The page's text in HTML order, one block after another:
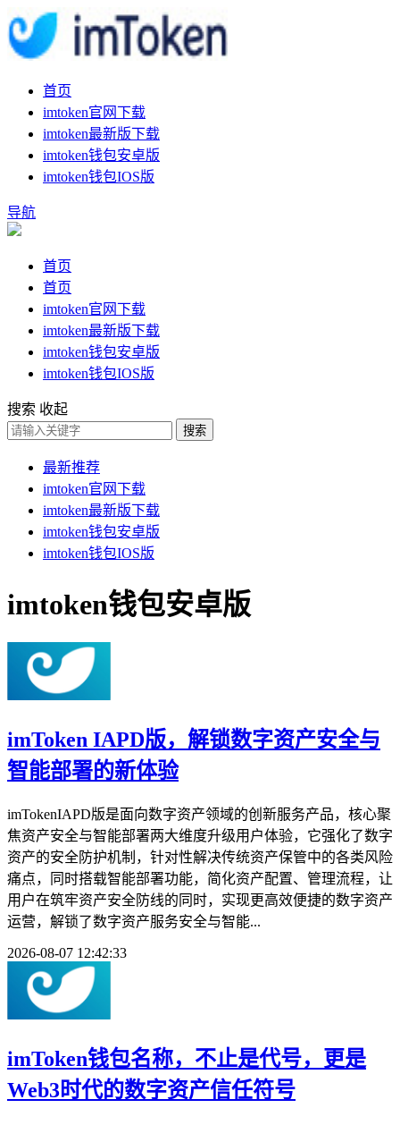
首页
imtoken官网下载
imtoken最新版下载
imtoken钱包安卓版
imtoken钱包IOS版
导航
首页
首页
imtoken官网下载
imtoken最新版下载
imtoken钱包安卓版
imtoken钱包IOS版
搜索 收起
搜索
最新推荐
imtoken官网下载
imtoken最新版下载
imtoken钱包安卓版
imtoken钱包IOS版
imtoken钱包安卓版
imToken IAPD版，解锁数字资产安全与
智能部署的新体验
imTokenIAPD版是面向数字资产领域的创新服务产品，核心聚
焦资产安全与智能部署两大维度升级用户体验，它强化了数字
资产的安全防护机制，针对性解决传统资产保管中的各类风险
痛点，同时搭载智能部署功能，简化资产配置、管理流程，让
用户在筑牢资产安全防线的同时，实现更高效便捷的数字资产
运营，解锁了数字资产服务安全与智能...
2026-08-07 12:42:33
imToken钱包名称，不止是代号，更是
Web3时代的数字资产信任符号